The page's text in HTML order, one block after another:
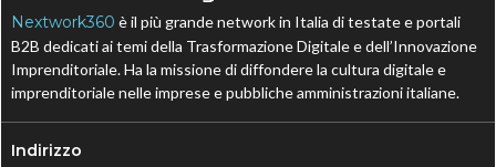
Nextwork360 è il più grande network in Italia di testate e portali
B2B dedicati ai temi della Trasformazione Digitale e dell’Innovazione
Imprenditoriale. Ha la missione di diffondere la cultura digitale e
imprenditoriale nelle imprese e pubbliche amministrazioni italiane.
Indirizzo